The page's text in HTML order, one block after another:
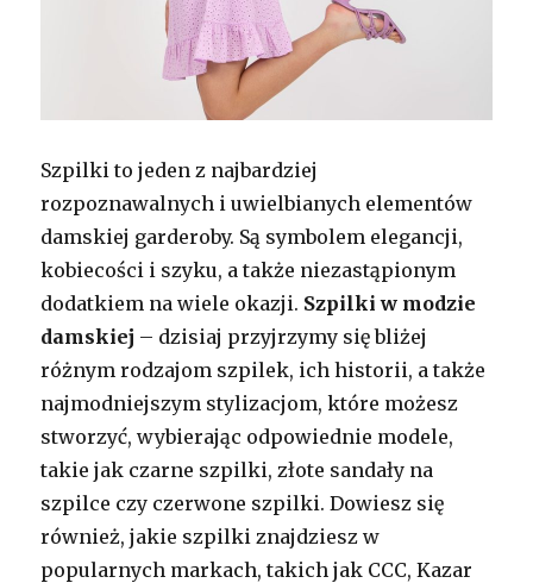
Szpilki to jeden z najbardziej
rozpoznawalnych i uwielbianych elementów
damskiej garderoby. Są symbolem elegancji,
kobiecości i szyku, a także niezastąpionym
dodatkiem na wiele okazji. Szpilki w modzie
damskiej – dzisiaj przyjrzymy się bliżej
różnym rodzajom szpilek, ich historii, a także
najmodniejszym stylizacjom, które możesz
stworzyć, wybierając odpowiednie modele,
takie jak czarne szpilki, złote sandały na
szpilce czy czerwone szpilki. Dowiesz się
również, jakie szpilki znajdziesz w
popularnych markach, takich jak CCC, Kazar